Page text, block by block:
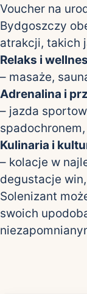
Voucher na
Bydgoszczy
atrakcji, takich
Relaks i
– masaże,
Adrenalina i
– jazda
Kulinaria i
– kolacje w
degustacje
Solenizant
swoich